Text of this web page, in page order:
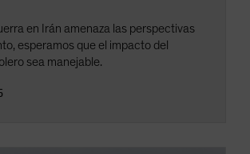
en Irán amenaza las perspectivas
esperamos que el impacto del
sea manejable.